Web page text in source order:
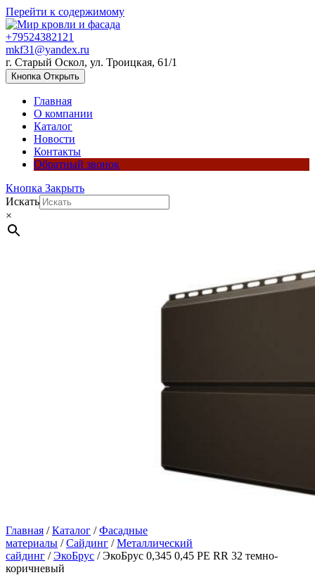
Перейти к содержимому
+79524382121
mkf31@yandex.ru
г. Старый Оскол, ул. Троицкая, 61/1
Кнопка Открыть
Главная
О компании
Каталог
Новости
Контакты
Обратный звонок
Кнопка Закрыть
Искать
×
Главная /Каталог /Фасадные
материалы /Сайдинг /Металлический
сайдинг /ЭкоБрус / ЭкоБрус 0,345 0,45 PE RR 32 темно-
коричневый